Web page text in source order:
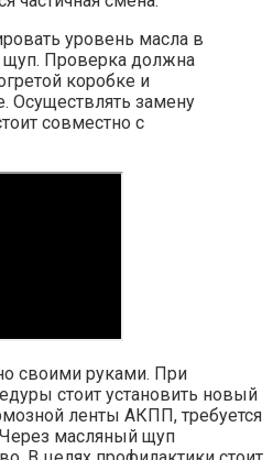
уровень масла в
Проверка должна
коробке и
Осуществлять замену
совместно с
своими руками. При
стоит установить новый
ленты АКПП, требуется
масляный щуп